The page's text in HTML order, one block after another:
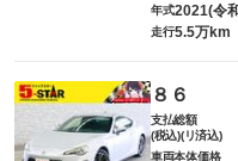
年式2021(令
走行5.5万km
８６
支払総額
(税込)(リ済込)
車両本体価格